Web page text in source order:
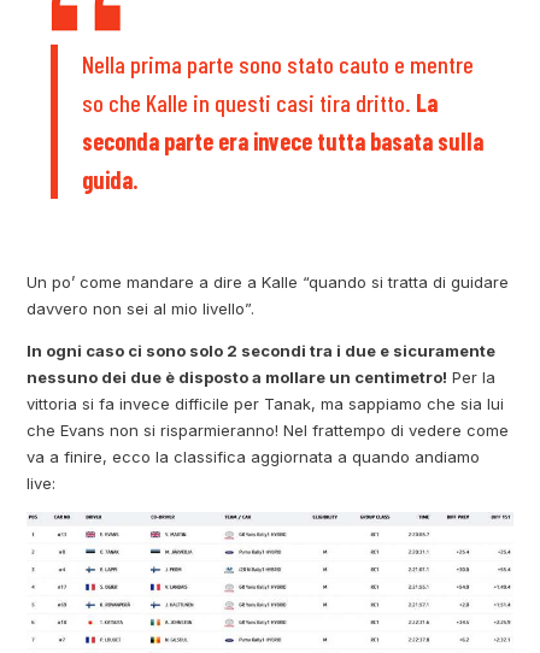
Nella prima parte sono stato cauto e mentre
so che Kalle in questi casi tira dritto. La
seconda parte era invece tutta basata sulla
guida.
Un po’ come mandare a dire a Kalle “quando si tratta di guidare
davvero non sei al mio livello”.
In ogni caso ci sono solo 2 secondi tra i due e sicuramente
nessuno dei due è disposto a mollare un centimetro! Per la
vittoria si fa invece difficile per Tanak, ma sappiamo che sia lui
che Evans non si risparmieranno! Nel frattempo di vedere come
va a finire, ecco la classifica aggiornata a quando andiamo
live: